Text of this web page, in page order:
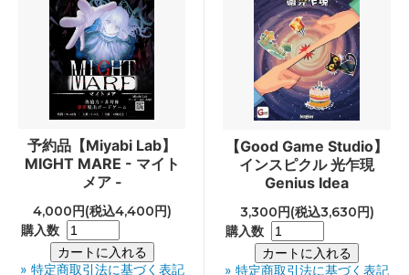
予約品【Miyabi Lab】
MIGHT MARE - マイト
メア -
4,000円(税込4,400円)
購入数
» 特定商取引法に基づく表記
【Good Game Studio】
インスピクル 光乍現
Genius Idea
3,300円(税込3,630円)
購入数
» 特定商取引法に基づく表記